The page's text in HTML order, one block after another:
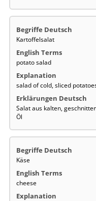
Kartoffelsalat
potato salad
salad of cold, sliced
Salat aus kalten,
Öl
Käse
cheese